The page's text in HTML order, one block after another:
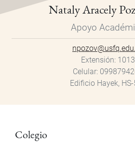
Nataly Aracely
Apoyo
Extensión 1013
Celular
Edificio Hayek,
Colegio